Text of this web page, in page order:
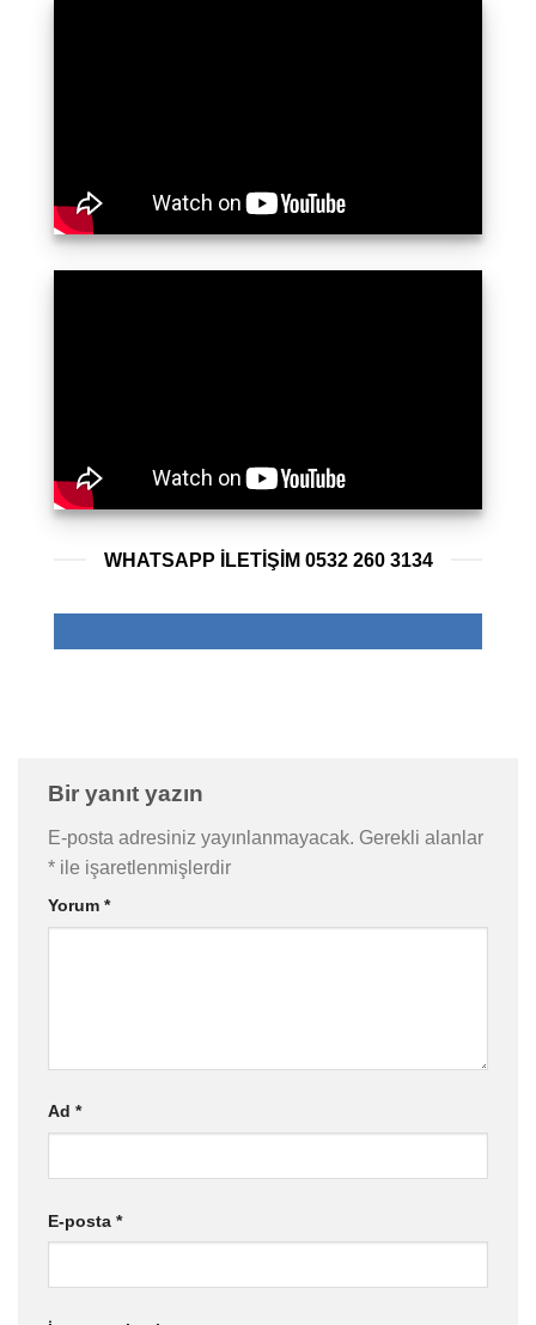
WHATSAPP ILETIŞIM 0532 260 3134
Bir yanıt yazın
E-posta adresiniz yayınlanmayacak. Gerekli alanlar
* ile işaretlenmişlerdir
Yorum *
Ad *
E-posta *